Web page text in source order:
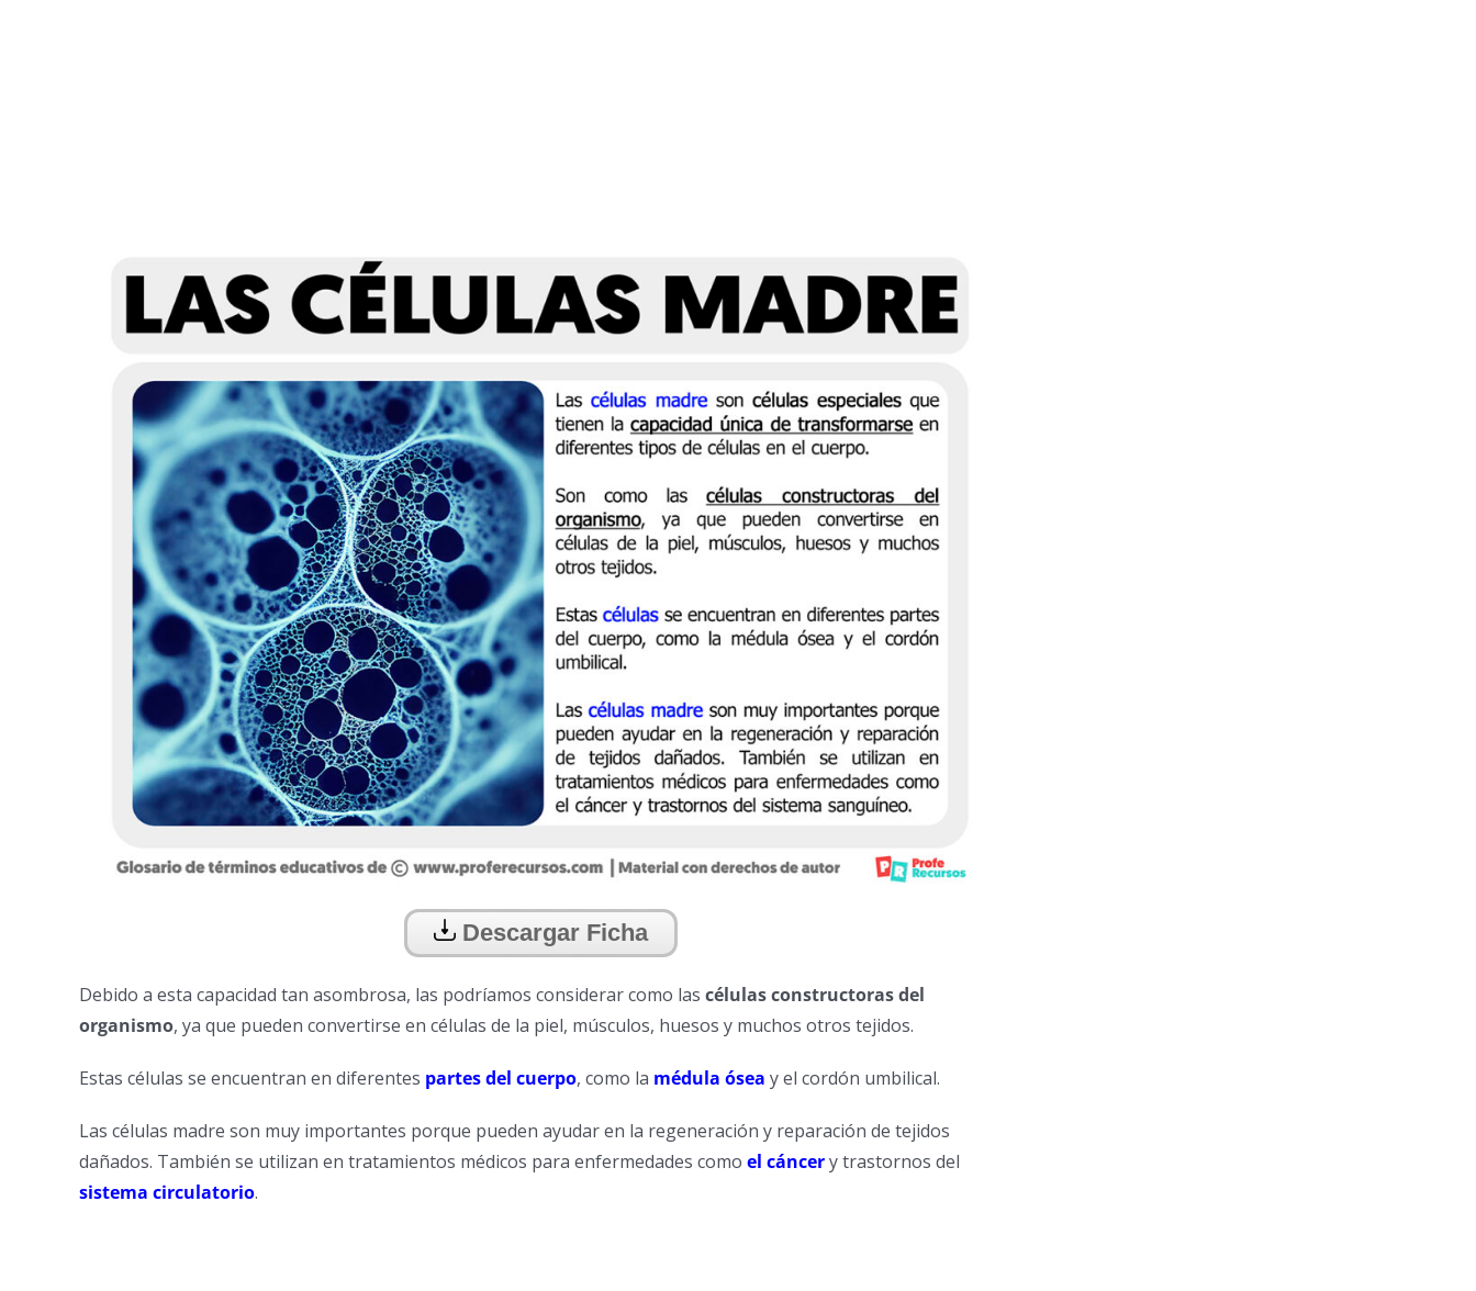
Descargar Ficha
Debido a esta capacidad tan asombrosa, las podríamos considerar como las células constructoras del
organismo, ya que pueden convertirse en células de la piel, músculos, huesos y muchos otros tejidos.
Estas células se encuentran en diferentes partes del cuerpo, como la médula ósea y el cordón umbilical.
Las células madre son muy importantes porque pueden ayudar en la regeneración y reparación de tejidos
dañados. También se utilizan en tratamientos médicos para enfermedades como el cáncery trastornos del
sistema circulatorio.